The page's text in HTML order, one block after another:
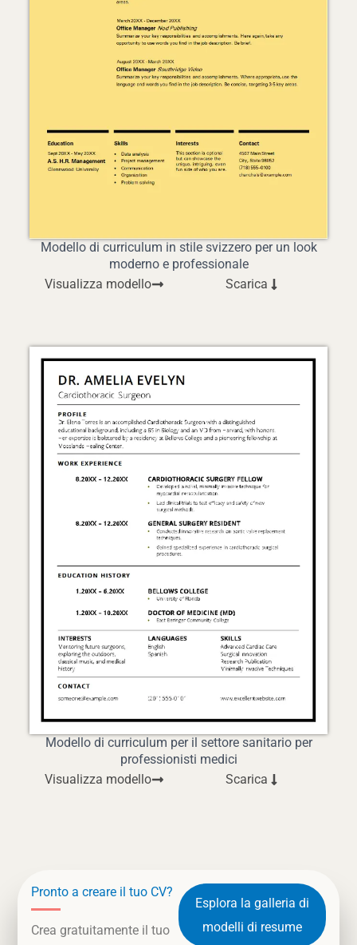
Modello di curriculum in stile svizzero per un look
moderno e professionale
Visualizza modello
Scarica
Modello di curriculum per il settore sanitario per
professionisti medici
Visualizza modello
Scarica
Pronto a creare il tuo CV?
Crea gratuitamente il tuo
Esplora la galleria di
modelli di resume